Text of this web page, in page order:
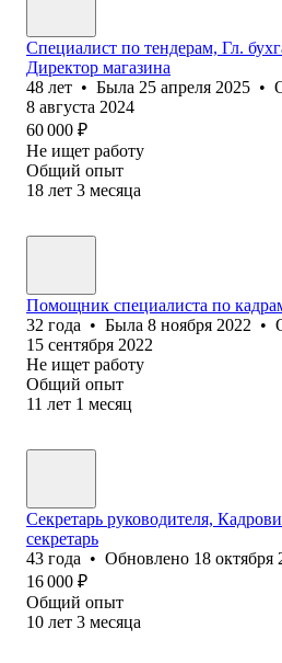
Специалист по тендерам, Гл.
Директор магазина
48 лет • Была 25 апреля 2025 •
8 августа 2024
60 000 ₽
Не ищет работу
Общий опыт
18 лет 3 месяца
Помощник специалиста по
32 года • Была 8 ноября 2022 •
15 сентября 2022
Не ищет работу
Общий опыт
11 лет 1 месяц
Секретарь руководителя,
секретарь
43 года • Обновлено 18 октября
16 000 ₽
Общий опыт
10 лет 3 месяца